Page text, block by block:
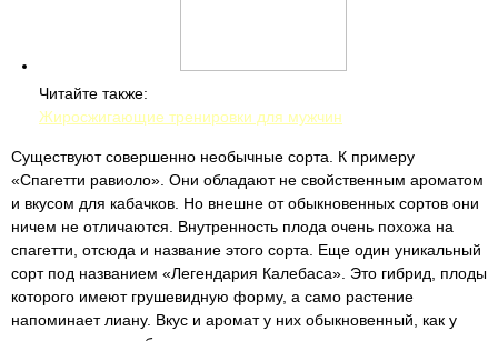
Читайте также:
Жиросжигающие тренировки для мужчин
Существуют совершенно необычные сорта. К примеру
«Спагетти равиоло». Они обладают не свойственным ароматом
и вкусом для кабачков. Но внешне от обыкновенных сортов они
ничем не отличаются. Внутренность плода очень похожа на
спагетти, отсюда и название этого сорта. Еще один уникальный
сорт под названием «Легендария Калебаса». Это гибрид, плоды
которого имеют грушевидную форму, а само растение
напоминает лиану. Вкус и аромат у них обыкновенный, как у